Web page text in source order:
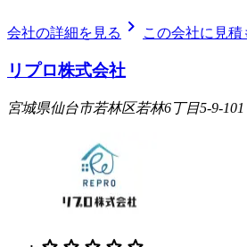
会社の詳細を見る chevron_right この会社に見
リプロ株式会社
宮城県仙台市若林区若林6丁目5-9-101